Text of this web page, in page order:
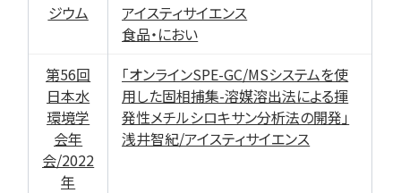
ジウム
アイスティサイエンス
食品・におい
第56回
日本水
環境学
会年
会/2022
年
「オンラインSPE-GC/MSシステムを使
用した固相捕集-溶媒溶出法による揮
発性メチルシロキサン分析法の開発」
浅井智紀/アイスティサイエンス